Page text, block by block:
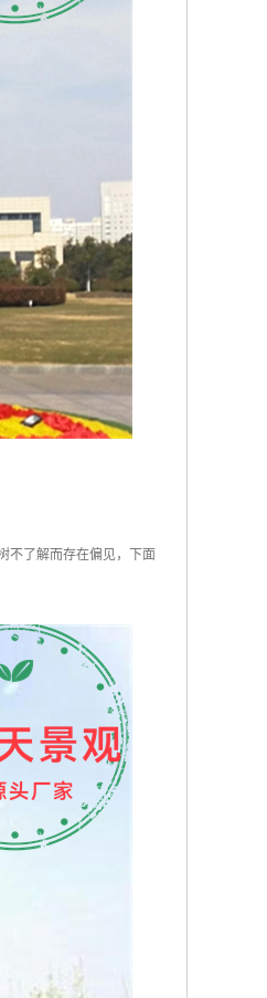
不了解而存在偏见，下面